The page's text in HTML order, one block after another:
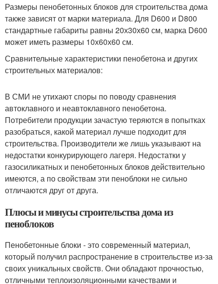
Размеры пенобетонных блоков для строительства дома
также зависят от марки материала. Для D600 и D800
стандартные габариты равны 20х30х60 см, марка D600
может иметь размеры 10х60х60 см.
Сравнительные характеристики пенобетона и других
строительных материалов:
В СМИ не утихают споры по поводу сравнения
автоклавного и неавтоклавного пенобетона.
Потребители продукции зачастую теряются в попытках
разобраться, какой материал лучше подходит для
строительства. Производители же лишь указывают на
недостатки конкурирующего лагеря. Недостатки у
газосиликатных и пенобетонных блоков действительно
имеются, а по свойствам эти пеноблоки не сильно
отличаются друг от друга.
Плюсы и минусы строительства дома из
пеноблоков
Пенобетонные блоки - это современный материал,
который получил распространение в строительстве из-за
своих уникальных свойств. Они обладают прочностью,
отличными теплоизоляционными качествами и